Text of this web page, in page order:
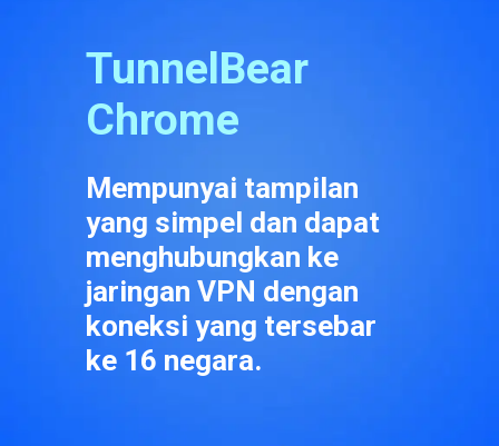
TunnelBear
Chrome
Mempunyai tampilan
yang simpel dan dapat
menghubungkan ke
jaringan VPN dengan
koneksi yang tersebar
ke 16 negara.